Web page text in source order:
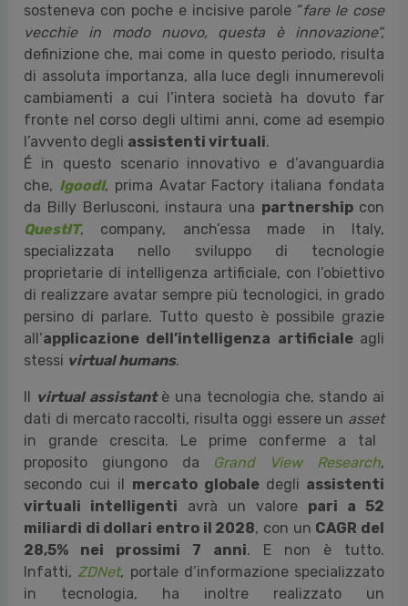
sosteneva con poche e incisive parole “fare le cose
vecchie in modo nuovo, questa è innovazione”,
definizione che, mai come in questo periodo, risulta
di assoluta importanza, alla luce degli innumerevoli
cambiamenti a cui l’intera società ha dovuto far
fronte nel corso degli ultimi anni, come ad esempio
l’avvento degli assistenti virtuali.
É in questo scenario innovativo e d’avanguardia
che, IgoodI, prima Avatar Factory italiana fondata
da Billy Berlusconi, instaura una partnership con
QuestIT, company, anch’essa made in Italy,
specializzata nello sviluppo di tecnologie
proprietarie di intelligenza artificiale, con l’obiettivo
di realizzare avatar sempre più tecnologici, in grado
persino di parlare. Tutto questo è possibile grazie
all’applicazione dell’intelligenza artificiale agli
stessi virtual humans.
Il virtual assistantè una tecnologia che, stando ai
dati di mercato raccolti, risulta oggi essere un asset
in grande crescita. Le prime conferme a tal
proposito giungono da Grand View Research,
secondo cui il mercato globale degli assistenti
virtuali intelligenti avrà un valore pari a 52
miliardi di dollari entro il 2028, con un CAGR del
28,5% nei prossimi 7 anni. E non è tutto.
Infatti, ZDNet, portale d’informazione specializzato
in tecnologia, ha inoltre realizzato un